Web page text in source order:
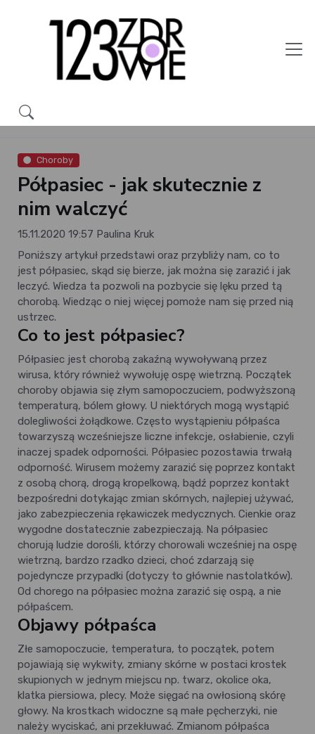
Choroby
Półpasiec - jak skutecznie z
nim walczyć
15.11.2020 19:57 Paulina Kruk
Poniższy artykuł przedstawi oraz przybliży nam, co to
jest półpasiec, skąd się bierze, jak można się zarazić i jak
leczyć. Wiedza ta pozwoli na pozbycie się lęku przed tą
chorobą. Wiedząc o niej więcej pomoże nam się przed nią
ustrzec.
Co to jest półpasiec?
Półpasiec jest chorobą zakaźną wywoływaną przez
wirusa, który również wywołuję ospę wietrzną. Początek
choroby objawia się złym samopoczuciem, podwyższoną
temperaturą, bólem głowy. U niektórych mogą wystąpić
dolegliwości żołądkowe. Często wystąpieniu półpaśca
towarzyszą wcześniejsze liczne infekcje, osłabienie, czyli
inaczej spadek odporności. Półpasiec pozostawia trwałą
odporność. Wirusem możemy zarazić się poprzez kontakt
z osobą chorą, drogą kropelkową, bądź poprzez kontakt
bezpośredni dotykając zmian skórnych, najlepiej używać,
jako zabezpieczenia rękawiczek medycznych. Cienkie oraz
wygodne dostatecznie zabezpieczają. Na półpasiec
chorują ludzie dorośli, którzy chorowali wcześniej na ospę
wietrzną, bardzo rzadko dzieci, choć zdarzają się
pojedyncze przypadki (dotyczy to głównie nastolatków).
Od chorego na półpasiec można zarazić się ospą, a nie
półpaścem.
Objawy półpaśca
Złe samopoczucie, temperatura, to początek, potem
pojawiają się wykwity, zmiany skórne w postaci krostek
skupionych w jednym miejscu np. twarz, okolice oka,
klatka piersiowa, plecy. Może sięgać na owłosioną skórę
głowy. Na krostkach widoczne są małe pęcherzyki, nie
należy wyciskać, ani przekłuwać. Zmianom półpaśca